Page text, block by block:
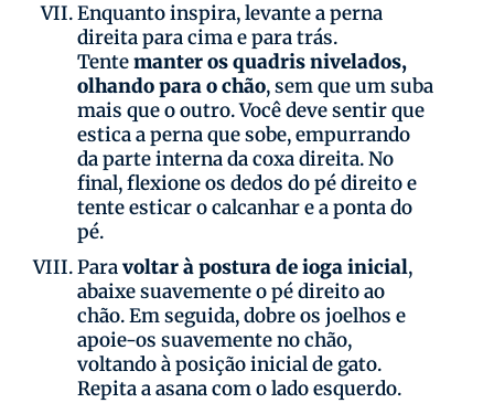
Enquanto inspira, levante a perna
direita para cima e para trás.
Tentemanter os quadris nivelados,
olhando para o chão, sem que um suba
mais que o outro. Você deve sentir que
estica a perna que sobe, empurrando
da parte interna da coxa direita. No
final, flexione os dedos do pé direito e
tente esticar o calcanhar e a ponta do
pé.
Paravoltar à postura de ioga inicial,
abaixe suavemente o pé direito ao
chão. Em seguida, dobre os joelhos e
apoie-os suavemente no chão,
voltando à posição inicial de gato.
Repita a asana com o lado esquerdo.